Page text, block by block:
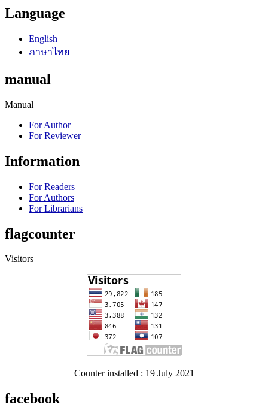
Language
English
ภาษาไทย
manual
Manual
For Author
For Reviewer
Information
For Readers
For Authors
For Librarians
flagcounter
Visitors
Counter installed : 19 July 2021
facebook